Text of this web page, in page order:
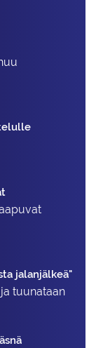
jalanjälkeä"
tuunataan